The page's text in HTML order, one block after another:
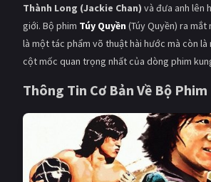
Phiêu lưu Hài hước
Viễn tưởng Khoa học
Gia đình
Bí ẩn Lịch sử
Thành Long (Jackie Chan) và đưa anh lên
giới. Bộ phim Túy Quyền (Túy Quyền) ra
là một tác phẩm võ thuật hài hước mà còn
cột mốc quan trọng nhất của dòng phim
Thông Tin Cơ Bản Về Bộ Phim